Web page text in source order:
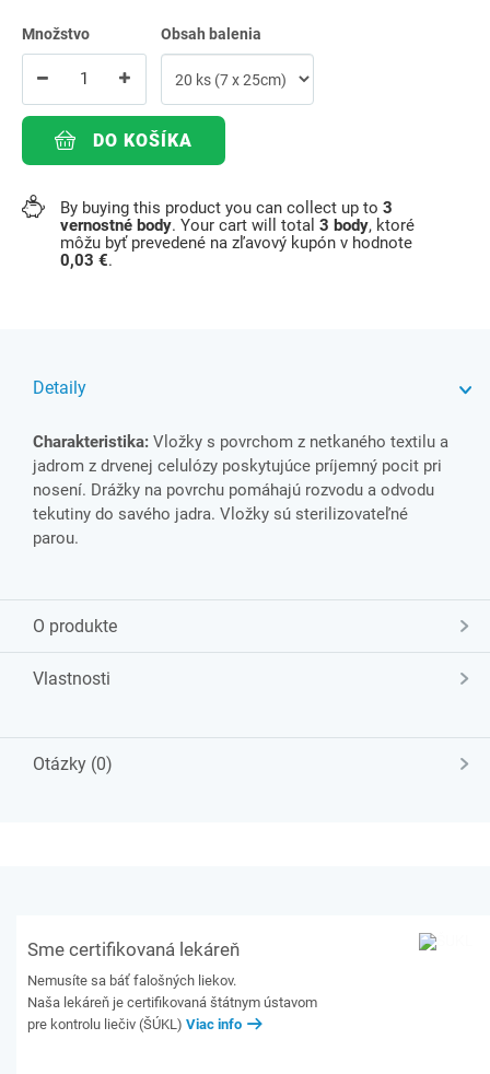
Množstvo Obsah balenia
DO KOŠÍKA
By buying this product you can collect up to 3
vernostné body. Your cart will total 3 body, ktoré
môžu byť prevedené na zľavový kupón v hodnote
0,03 €.
Detaily
Charakteristika: Vložky s povrchom z netkaného textilu a
jadrom z drvenej celulózy poskytujúce príjemný pocit pri
nosení. Drážky na povrchu pomáhajú rozvodu a odvodu
tekutiny do savého jadra. Vložky sú sterilizovateľné
parou.
O produkte
Vlastnosti
Otázky (0)
Sme certifikovaná lekáreň
Nemusíte sa báť falošných liekov.
Naša lekáreň je certifikovaná štátnym ústavom
pre kontrolu liečiv (ŠÚKL) Viac info